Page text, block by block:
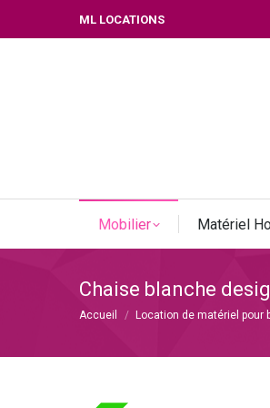
ML LOCATIONS
Mobilier Matériel
Chaise blanche
Vous êtes ici :
Accueil Location de matériel pour